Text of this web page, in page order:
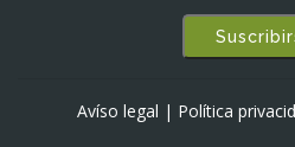
Avíso legal | Política